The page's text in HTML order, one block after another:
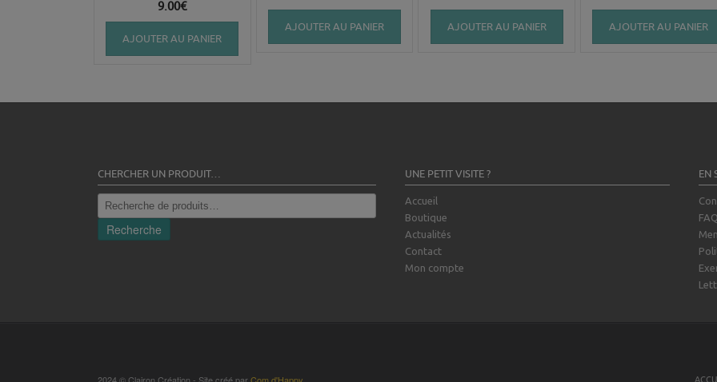
9.00€
AJOUTER AU PANIER
AJOUTER AU PANIER AJOUTER AU PANIER AJOUTER AU PANIER
CHERCHER UN PRODUIT…
Recherche
pour :
Recherche
UNE PETIT VISITE ?
Accueil
Boutique
Actualités
Contact
Mon compte
EN
FAQ